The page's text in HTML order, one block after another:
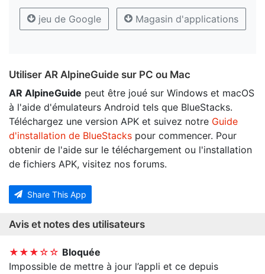
jeu de Google Magasin d'applications
Utiliser AR AlpineGuide sur PC ou Mac
AR AlpineGuide peut être joué sur Windows et macOS
à l'aide d'émulateurs Android tels que BlueStacks.
Téléchargez une version APK et suivez notre Guide
d'installation de BlueStacks pour commencer. Pour
obtenir de l'aide sur le téléchargement ou l'installation
de fichiers APK, visitez nos forums.
Share This App
Avis et notes des utilisateurs
★★★☆☆ Bloquée
Impossible de mettre à jour l’appli et ce depuis